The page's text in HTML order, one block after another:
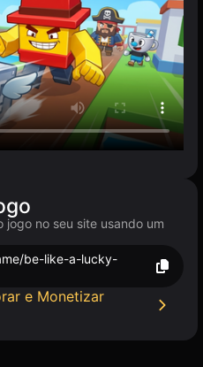
jogo no seu site usando um
be-like-a-lucky-
e Monetizar